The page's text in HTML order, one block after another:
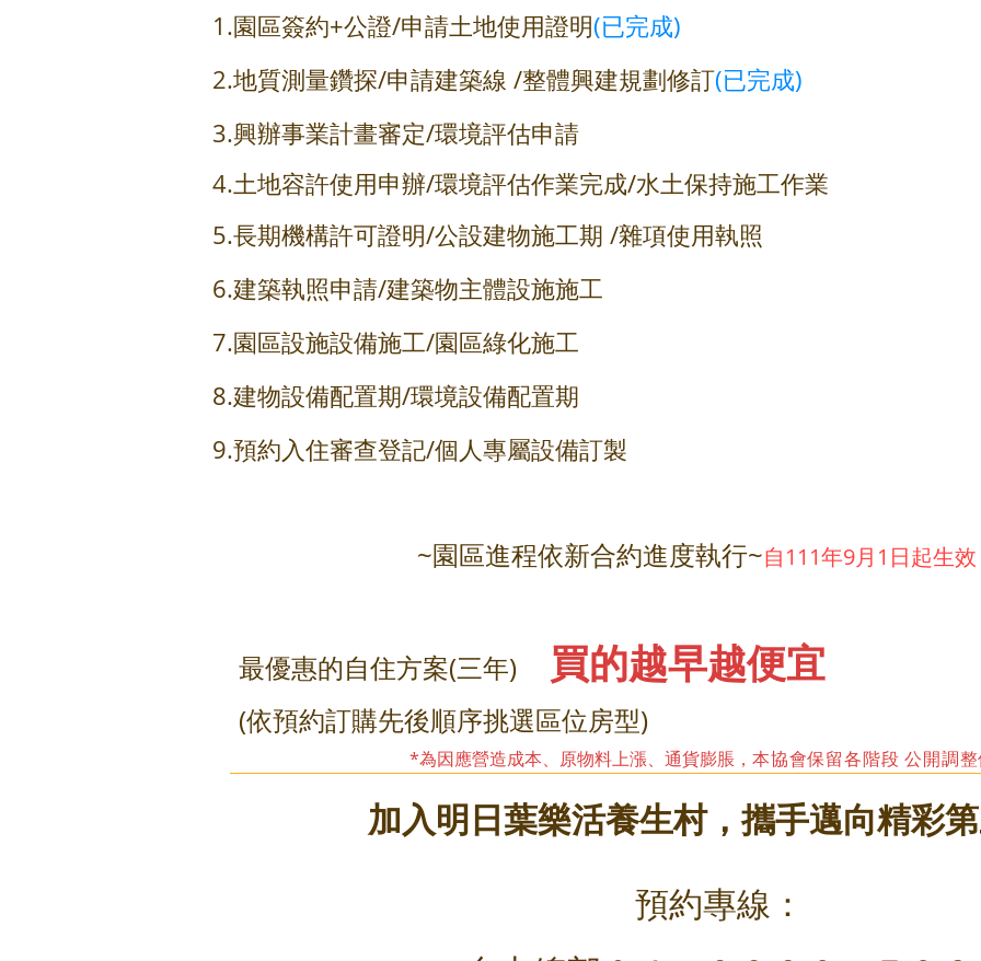
1.園區簽約+公證/申請土地使用證明(已完成)
2.地質測量鑽探/申請建築線 /整體興建規劃修訂(已完成)
3.興辦事業計畫審定/環境評估申請
4.土地容許使用申辦/環境評估作業完成/水土保持施工作業
5.長期機構許可證明/公設建物施工期 /雜項使用執照
6.建築執照申請/建築物主體設施施工
7.園區設施設備施工/園區綠化施工
8.建物設備配置期/環境設備配置期
9.預約入住審查登記/個人專屬設備訂製
~園區進程依新合約進度執行~自111年9月1日起生效
最優惠的自住方案(三年) 買的越早越便宜
(依預約訂購先後順序挑選區位房型)
*為因應營造成本、原物料上漲、通貨膨脹， 本協會保留各階段 公開調
加入明日葉樂活養生村，攜手邁向精彩
預約專線：